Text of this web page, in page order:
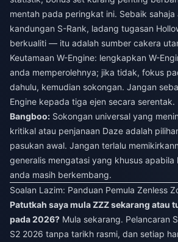
mentah pada peringkat ini. Sebaik
kandungan S-Rank, ladang tugasan
berkualiti — itu adalah sumber cakera
Keutamaan W-Engine: lengkapkan W-
anda memperolehnya; jika tidak, fokus
dahulu, kemudian sokongan. Jangan
Engine kepada tiga ejen secara serentak.
Bangboo: Sokongan universal yang
kritikal atau penjanaan Daze adalah
pasukan awal. Jangan terlalu
generalis mengatasi yang khusus apabila
anda masih berkembang.
Soalan Lazim: Panduan Pemula Zenless
Patutkah saya mula ZZZ sekarang atau
pada 2026? Mula sekarang. Pelancaran
S2 2026 tanpa tarikh rasmi, dan setiap